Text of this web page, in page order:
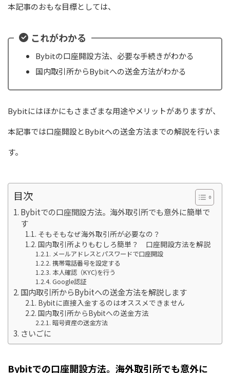
本記事のおもな目標としては、
これがわかる
Bybitの口座開設方法、必要な手続きがわかる
国内取引所からBybitへの送金方法がわかる
Bybitにはほかにもさまざまな用途やメリットがありますが、
本記事では口座開設とBybitへの送金方法までの解説を行いま
す。
目次
Bybitでの口座開設方法。海外取引所でも意外に簡単で
す
そもそもなぜ海外取引所が必要なの？
国内取引所よりもむしろ簡単？ 口座開設方法を解説
メールアドレスとパスワードで口座開設
携帯電話番号を設定する
本人確認（KYC)を行う
Google認証
国内取引所からBybitへの送金方法を解説します
Bybitに直接入金するのはオススメできません
国内取引所からBybitへの送金方法
暗号資産の送金方法
さいごに
Bybitでの口座開設方法。海外取引所でも意外に